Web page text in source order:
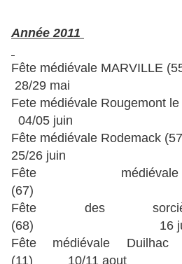
Année 2011
Fête médiévale
28/29 mai
Fete médiévale
04/05 juin
Fête médiévale
25/26 juin
Fête
(67) 03
Fête des
(68) 16
Fête médiévale Duilhac
(11) 10/11 aout